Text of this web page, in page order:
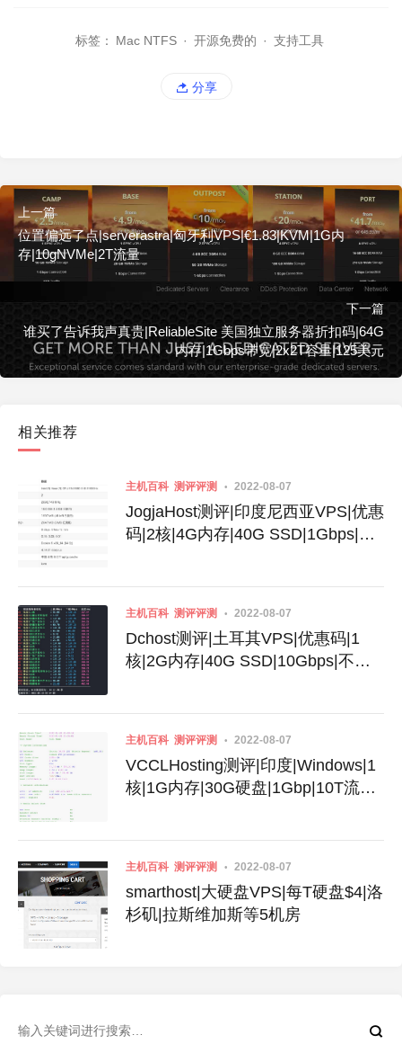
标签： Mac NTFS · 开源免费的 · 支持工具
分享
上一篇
位置偏远了点|serverastra|匈牙利VPS|€1.83|KVM|1G内
存|10gNVMe|2T流量
下一篇
谁买了告诉我声真贵|ReliableSite 美国独立服务器折扣码|64G
内存|1Gbps带宽|2x2T容量|125美元
相关推荐
主机百科 测评评测 2022-08-07
JogjaHost测评|印度尼西亚VPS|优惠
码|2核|4G内存|40G SSD|1Gbps|不
主机百科 测评评测 2022-08-07
Dchost测评|土耳其VPS|优惠码|1
核|2G内存|40G SSD|10Gbps|不限
主机百科 测评评测 2022-08-07
VCCLHosting测评|印度|Windows|1
核|1G内存|30G硬盘|1Gbp|10T流量|
主机百科 测评评测 2022-08-07
smarthost|大硬盘VPS|每T硬盘$4|洛
杉矶|拉斯维加斯等5机房